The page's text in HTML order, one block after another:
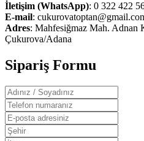
İletişim (WhatsApp): 0 322 422
E-mail:
Adres: Mahfesiğmaz Mah. Adnan
Çukurova/Adana
Sipariş Formu